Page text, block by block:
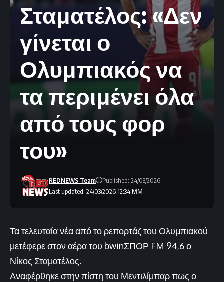
Σταματέλος: «Δεν
γίνεται ο
Ολυμπιακός να
τα περιμένει όλα
από τους φορ
του»
Last updated: 24/03/2026 12:34 ΜΜ
REDNEWS Team Published: 24/03/2026
Τα τελευταία νέα από το ρεπορτάζ του Ολυμπιακού
μετέφερε στον αέρα του bwinΣΠΟΡ FM 94,6 ο
Νίκος Σταματέλος.
Αναφέρθηκε στην πίστη του Μεντιλίμπαρ πως ο